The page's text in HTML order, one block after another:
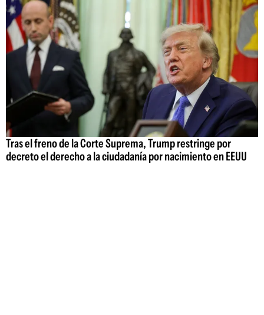
Tras el freno de la Corte Suprema, Trump restringe por
decreto el derecho a la ciudadanía por nacimiento en EEUU